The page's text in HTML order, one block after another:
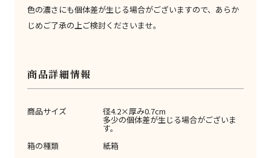
色の濃さにも個体差が生じる場合がございますので、あらか
じめご了承の上ご検討くださいませ。
商品詳細情報
商品サイズ 径4.2×厚み0.7cm
多少の個体差が生じる場合がございま
す。
箱の種類
紙箱